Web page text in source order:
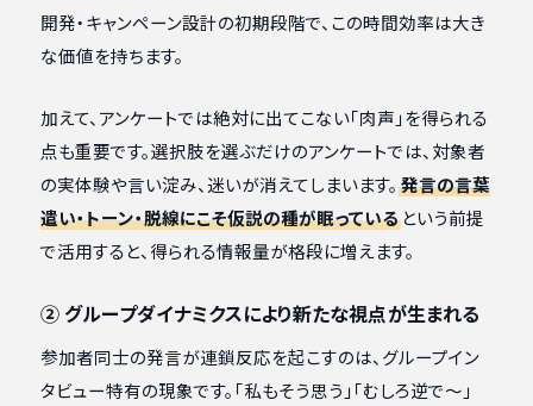
開発・キャンペーン設計の初期段階で、この時間効率は大き
な価値を持ちます。
加えて、アンケートでは絶対に出てこない「肉声」を得られる
点も重要です。選択肢を選ぶだけのアンケートでは、対象者
の実体験や言い淀み、迷いが消えてしまいます。 発言の言葉
遣い・トーン・脱線にこそ仮説の種が眠っているという前提
で活用すると、得られる情報量が格段に増えます。
② グループダイナミクスにより新たな視点が生まれる
参加者同士の発言が連鎖反応を起こすのは、グループイン
タビュー特有の現象です。「私もそう思う」「むしろ逆で〜」